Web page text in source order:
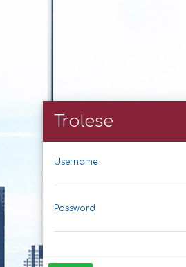
Trolese
Username
Password